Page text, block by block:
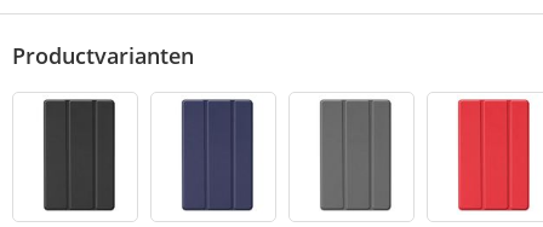
Productvarianten